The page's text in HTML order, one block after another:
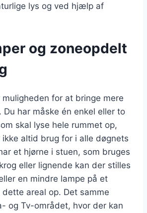
lys og ved hjælp af
og zoneopdelt
muligheden for at bringe mere
Du har måske én enkel eller to
skal lyse hele rummet op,
altid brug for i alle døgnets
et hjørne i stuen, som bruges
eller lignende kan der stilles
en mindre lampe på et
areal op. Det samme
og Tv-området, hvor der kan